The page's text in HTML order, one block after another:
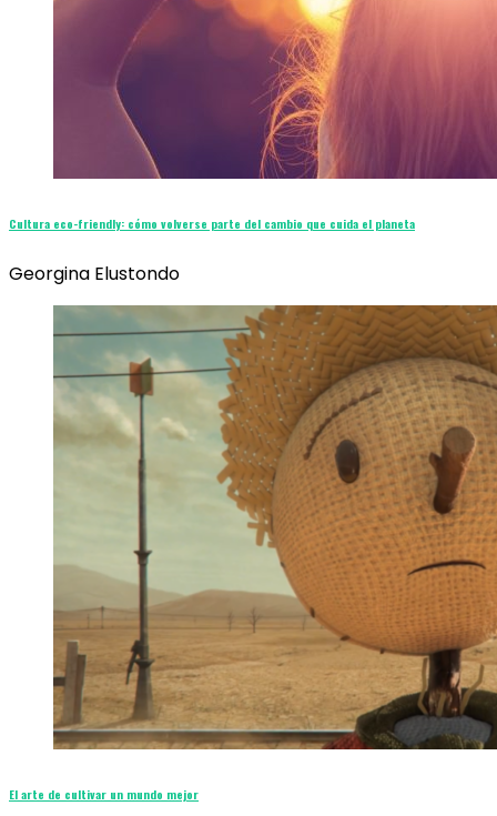
Cultura eco-friendly: cómo volverse parte del cambio que cuida el planeta
Georgina Elustondo
El arte de cultivar un mundo mejor